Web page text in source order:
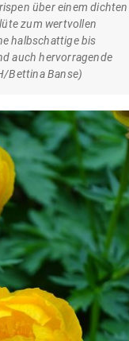
über einem dichten
zum wertvollen
halbschattige bis
auch hervorragende
Bettina Banse)